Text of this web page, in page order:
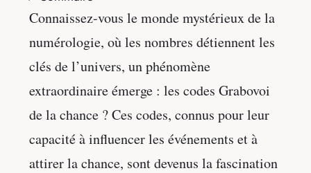
Connaissez-vous le monde mystérieux de la
numérologie, où les nombres détiennent les
clés de l’univers, un phénomène
extraordinaire émerge : les codes Grabovoi
de la chance ? Ces codes, connus pour leur
capacité à influencer les événements et à
attirer la chance, sont devenus la fascination